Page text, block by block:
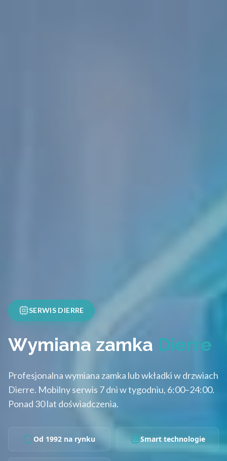
SERWIS DIERRE
Wymiana zamka Dierre
Profesjonalna wymiana zamka lub wkładki w drzwiach
Dierre. Mobilny serwis 7 dni w tygodniu, 6:00–24:00.
Ponad 30 lat doświadczenia.
Od 1992 na rynku Smart technologie